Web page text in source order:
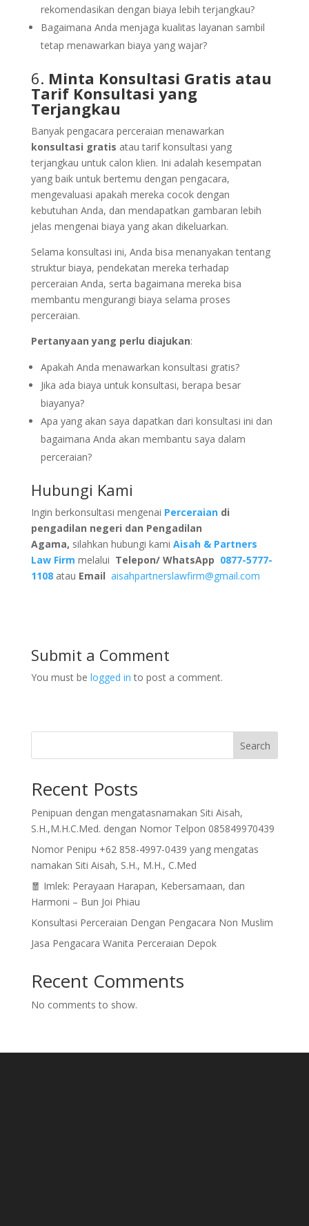
rekomendasikan dengan biaya lebih terjangkau?
Bagaimana Anda menjaga kualitas layanan sambil
tetap menawarkan biaya yang wajar?
6. Minta Konsultasi Gratis atau
Tarif Konsultasi yang
Terjangkau
Banyak pengacara perceraian menawarkan
konsultasi gratis atau tarif konsultasi yang
terjangkau untuk calon klien. Ini adalah kesempatan
yang baik untuk bertemu dengan pengacara,
mengevaluasi apakah mereka cocok dengan
kebutuhan Anda, dan mendapatkan gambaran lebih
jelas mengenai biaya yang akan dikeluarkan.
Selama konsultasi ini, Anda bisa menanyakan tentang
struktur biaya, pendekatan mereka terhadap
perceraian Anda, serta bagaimana mereka bisa
membantu mengurangi biaya selama proses
perceraian.
Pertanyaan yang perlu diajukan:
Apakah Anda menawarkan konsultasi gratis?
Jika ada biaya untuk konsultasi, berapa besar
biayanya?
Apa yang akan saya dapatkan dari konsultasi ini dan
bagaimana Anda akan membantu saya dalam
perceraian?
Hubungi Kami
Ingin berkonsultasi mengenai Perceraiandi
pengadilan negeri dan Pengadilan
Agama, silahkan hubungi kami Aisah & Partners
Law Firm melalui Telepon/ WhatsApp 0877-5777-
1108 atau Email aisahpartnerslawfirm@gmail.com
Submit a Comment
You must be logged in to post a comment.
Search
Recent Posts
Penipuan dengan mengatasnamakan Siti Aisah,
S.H.,M.H.C.Med. dengan Nomor Telpon 085849970439
Nomor Penipu +62 858-4997-0439 yang mengatas
namakan Siti Aisah, S.H., M.H., C.Med
🧧 Imlek: Perayaan Harapan, Kebersamaan, dan
Harmoni – Bun Joi Phiau
Konsultasi Perceraian Dengan Pengacara Non Muslim
Jasa Pengacara Wanita Perceraian Depok
Recent Comments
No comments to show.